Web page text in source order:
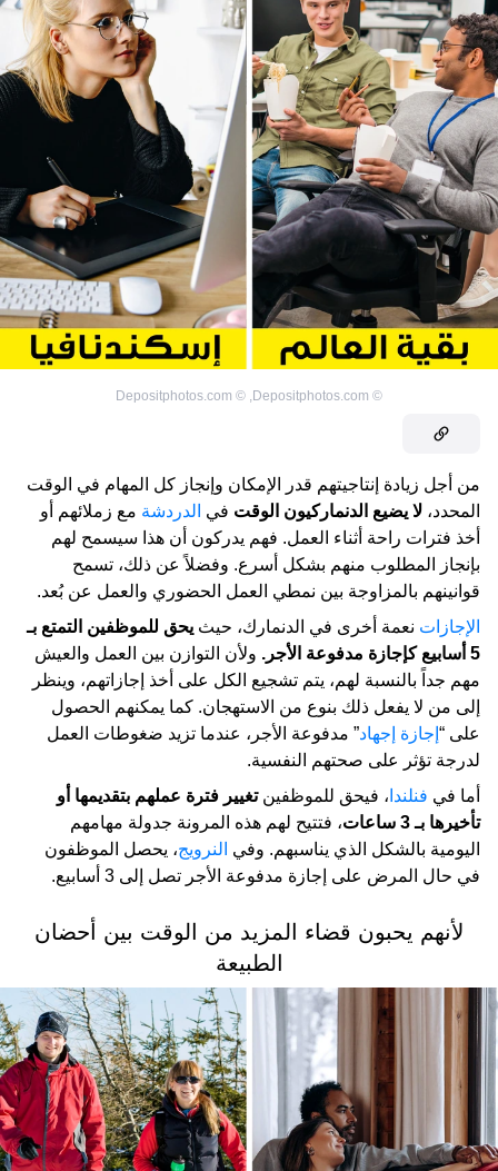
©
Depositphotos.com
,
©
Depositphotos.com
من أجل زيادة إنتاجيتهم قدر الإمكان وإنجاز كل المهام في الوقت
المحدد، لا يضيع الدنماركيون الوقت في الدردشة مع زملائهم أو
أخذ فترات راحة أثناء العمل. فهم يدركون أن هذا سيسمح لهم
بإنجاز المطلوب منهم بشكل أسرع. وفضلاً عن ذلك، تسمح
قوانينهم بالمزاوجة بين نمطي العمل الحضوري والعمل عن بُعد.
الإجازات نعمة أخرى في الدنمارك، حيث يحق للموظفين التمتع بـ
5 أسابيع كإجازة مدفوعة الأجر.
ولأن التوازن بين العمل والعيش
مهم جداً بالنسبة لهم، يتم تشجيع الكل على أخذ إجازاتهم، وينظر
إلى من لا يفعل ذلك بنوع من الاستهجان. كما يمكنهم الحصول
على “ إجازة إجهاد” مدفوعة الأجر، عندما تزيد ضغوطات العمل
لدرجة تؤثر على صحتهم النفسية.
أما في فنلندا ، فيحق للموظفينتغيير فترة عملهم بتقديمها أو
تأخيرها بـ 3 ساعات
، فتتيح لهم هذه المرونة جدولة مهامهم
اليومية بالشكل الذي يناسبهم. وفي النرويج، يحصل الموظفون
في حال المرض على إجازة مدفوعة الأجر تصل إلى 3 أسابيع.
لأنهم يحبون قضاء المزيد من الوقت بين أحضان
الطبيعة